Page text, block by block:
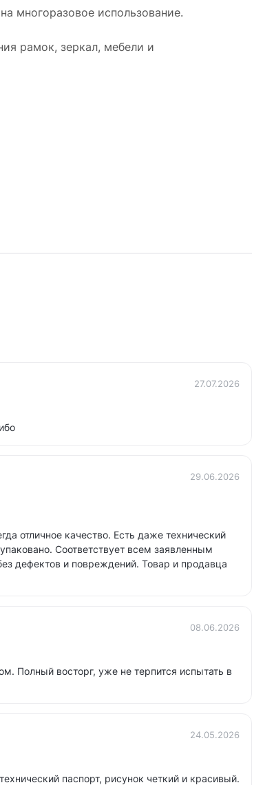
многоразовое использование.
рамок, зеркал, мебели и
27.07.2026
29.06.2026
отличное качество. Есть даже технический
Соответствует всем заявленным
дефектов и повреждений. Товар и продавца
08.06.2026
Полный восторг, уже не терпится испытать в
24.05.2026
паспорт, рисунок четкий и красивый.